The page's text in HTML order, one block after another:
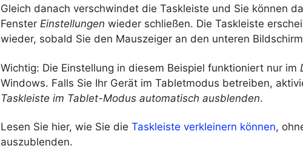
Gleich danach verschwindet die Taskleiste und Sie können
Fenster Einstellungen wieder schließen. Die Taskleiste
wieder, sobald Sie den Mauszeiger an den unteren
Wichtig: Die Einstellung in diesem Beispiel funktioniert nur im
Windows. Falls Sie Ihr Gerät im Tabletmodus betreiben,
Taskleiste im Tablet-Modus automatisch ausblenden.
Lesen Sie hier, wie Sie die Taskleiste verkleinern können,
auszublenden.